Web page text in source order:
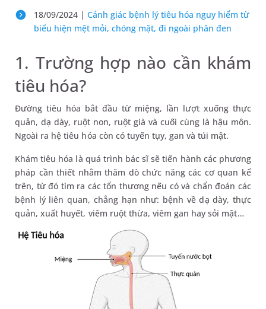
18/09/2024 | Cảnh giác bệnh lý tiêu hóa nguy hiểm từ
biểu hiện mệt mỏi, chóng mặt, đi ngoài phân đen
1. Trường hợp nào cần khám
tiêu hóa?
Đường tiêu hóa bắt đầu từ miệng, lần lượt xuống thực
quản, dạ dày, ruột non, ruột già và cuối cùng là hậu môn.
Ngoài ra hệ tiêu hóa còn có tuyến tụy, gan và túi mật.
Khám tiêu hóa là quá trình bác sĩ sẽ tiến hành các phương
pháp cần thiết nhằm thăm dò chức năng các cơ quan kể
trên, từ đó tìm ra các tổn thương nếu có và chẩn đoán các
bệnh lý liên quan, chẳng hạn như: bệnh về dạ dày, thực
quản, xuất huyết, viêm ruột thừa, viêm gan hay sỏi mật…